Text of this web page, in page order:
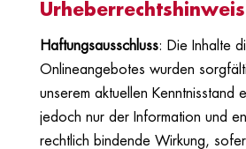
Haftungsausschluss: Die Inhalte
Onlineangebotes wurden
unserem aktuellen Kenntnisstand
jedoch nur der Information und
rechtlich bindende Wirkung,